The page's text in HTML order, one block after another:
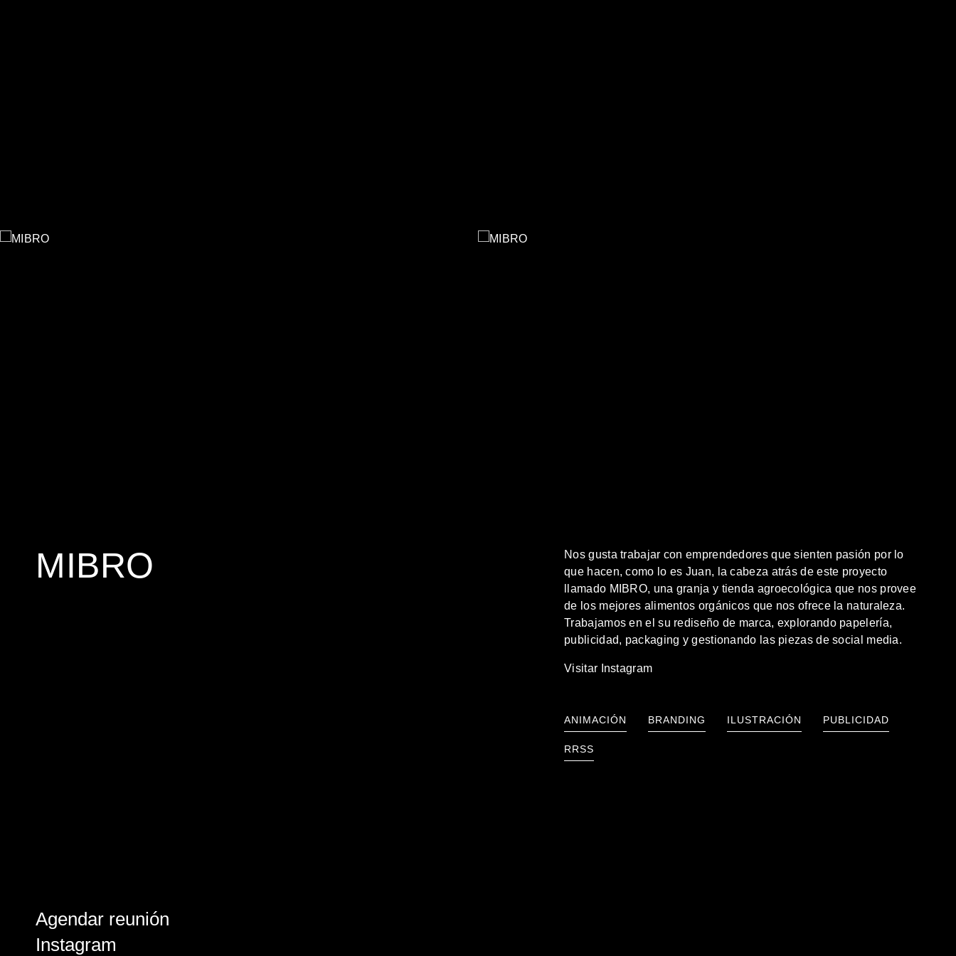
MIBRO
Nos gusta trabajar con emprendedores que sienten pasión por lo
que hacen, como lo es Juan, la cabeza atrás de este proyecto
llamado MIBRO, una granja y tienda agroecológica que nos provee
de los mejores alimentos orgánicos que nos ofrece la naturaleza.
Trabajamos en el su rediseño de marca, explorando papelería,
publicidad, packaging y gestionando las piezas de social media.
Visitar Instagram
ANIMACIÓN BRANDING ILUSTRACIÓN PUBLICIDAD
RRSS
Agendar reunión
Instagram